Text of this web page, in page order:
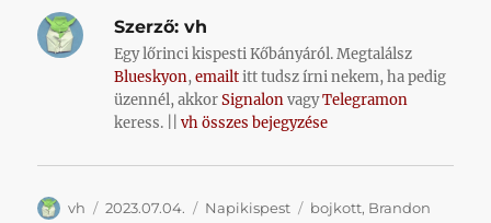
Szerző: vh
Egy lőrinci kispesti Kőbányáról. Megtalálsz
Blueskyon,emailtitt tudsz írni nekem, ha pedig
üzennél, akkorSignalonvagyTelegramon
keress. ||vh összes bejegyzése
Szerző
vh Közzétéve
2023.07.04. Kategória
Napikispest Címke
bojkott, Brandon